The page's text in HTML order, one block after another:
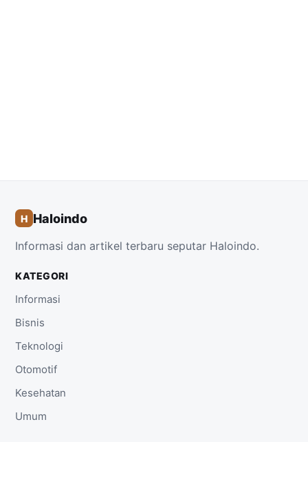
H Haloindo
Informasi dan artikel terbaru seputar Haloindo.
KATEGORI
Informasi
Bisnis
Teknologi
Otomotif
Kesehatan
Umum